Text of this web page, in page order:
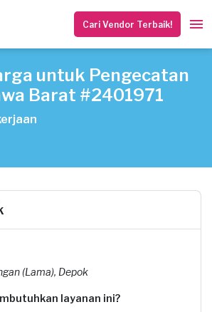
Cari Vendor Terbaik!
untuk Pengecatan
Barat #2401971
(Lama), Depok
layanan ini?